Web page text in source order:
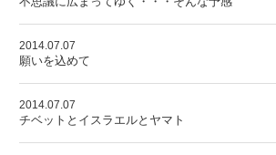
2014.07.07
願いを込めて
2014.07.07
チベットとイスラエルとヤマト